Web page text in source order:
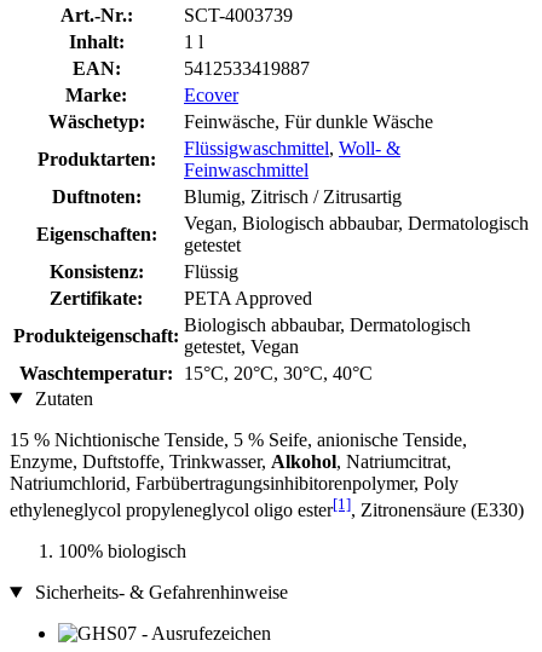
Art.-Nr.:
SCT-4003739
Inhalt:
1 l
EAN:
5412533419887
Marke:
Ecover
Wäschetyp:
Feinwäsche, Für dunkle Wäsche
Produktarten:
Flüssigwaschmittel, Woll- &
Feinwaschmittel
Duftnoten:
Blumig, Zitrisch / Zitrusartig
Eigenschaften:
Vegan, Biologisch abbaubar, Dermatologisch
getestet
Konsistenz:
Flüssig
Zertifikate:
PETA Approved
Produkteigenschaft:
Biologisch abbaubar, Dermatologisch
getestet, Vegan
Waschtemperatur:
15°C, 20°C, 30°C, 40°C
Zutaten
15 % Nichtionische Tenside, 5 % Seife, anionische Tenside,
Enzyme, Duftstoffe, Trinkwasser, Alkohol, Natriumcitrat,
Natriumchlorid, Farbübertragungsinhibitorenpolymer, Poly
ethyleneglycol propyleneglycol oligo ester[1], Zitronensäure (E330)
100% biologisch
Sicherheits- & Gefahrenhinweise